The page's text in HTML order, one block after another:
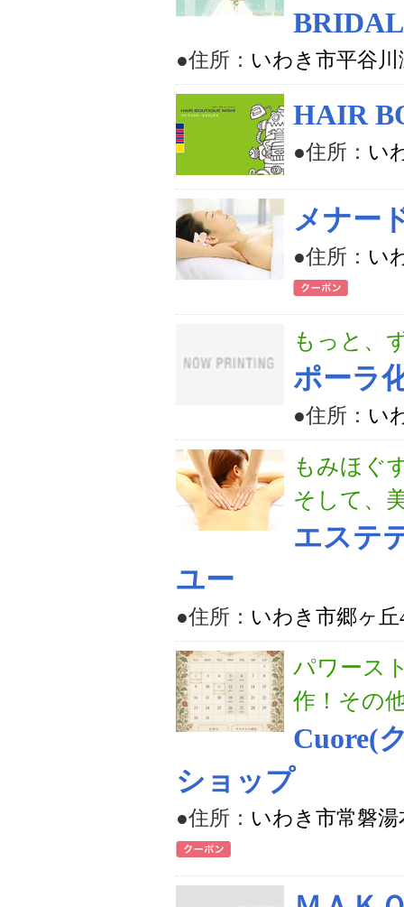
●住所： いわき市平谷
HAIR
●住所： い
メナー
●住所： い
もっと、
ポーラ
●住所： い
もみほぐ
そして、
エステ
ユー
●住所： いわき市郷ヶ丘
パワース
作！その
Cuore(
ショップ
●住所： いわき市常磐